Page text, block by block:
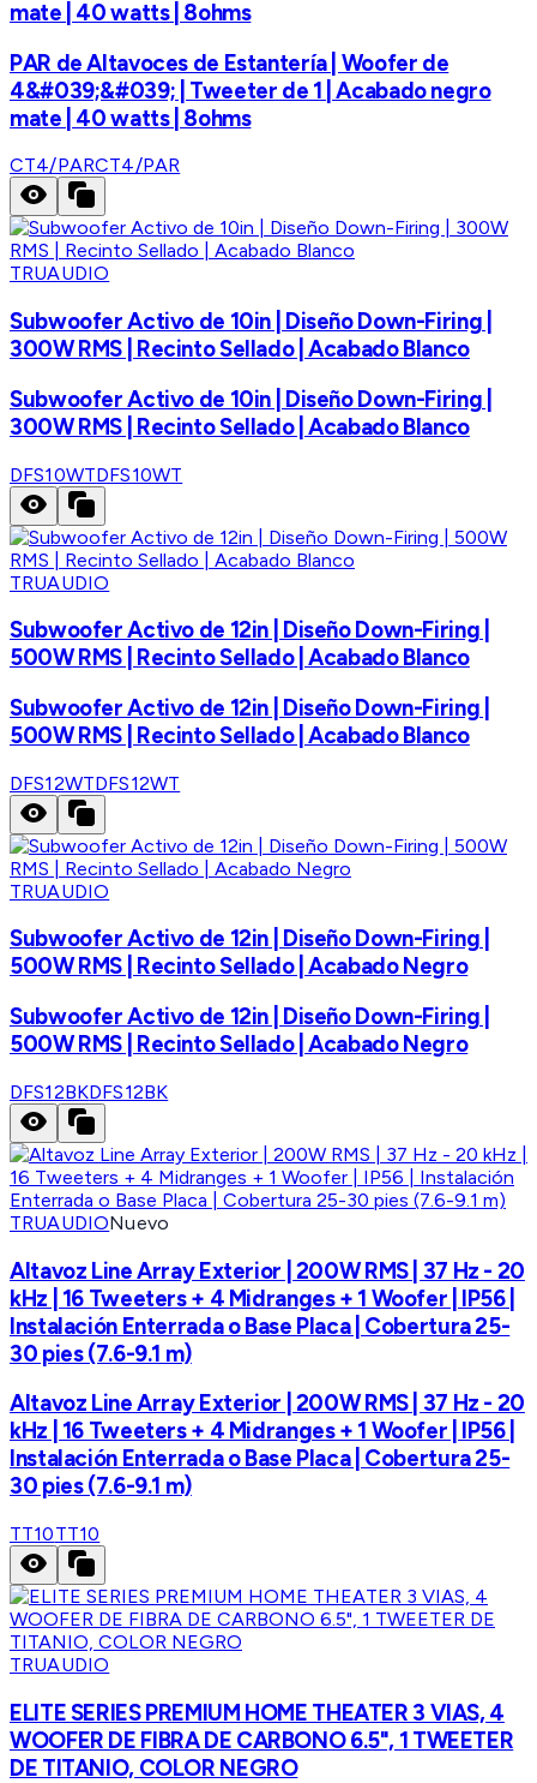
mate | 40 watts | 8ohms
PAR de Altavoces de Estantería | Woofer de
4&#039;&#039; | Tweeter de 1 | Acabado negro
mate | 40 watts | 8ohms
CT4/PARCT4/PAR
TRUAUDIO
Subwoofer Activo de 10in | Diseño Down-Firing |
300W RMS | Recinto Sellado | Acabado Blanco
Subwoofer Activo de 10in | Diseño Down-Firing |
300W RMS | Recinto Sellado | Acabado Blanco
DFS10WTDFS10WT
TRUAUDIO
Subwoofer Activo de 12in | Diseño Down-Firing |
500W RMS | Recinto Sellado | Acabado Blanco
Subwoofer Activo de 12in | Diseño Down-Firing |
500W RMS | Recinto Sellado | Acabado Blanco
DFS12WTDFS12WT
TRUAUDIO
Subwoofer Activo de 12in | Diseño Down-Firing |
500W RMS | Recinto Sellado | Acabado Negro
Subwoofer Activo de 12in | Diseño Down-Firing |
500W RMS | Recinto Sellado | Acabado Negro
DFS12BKDFS12BK
TRUAUDIONuevo
Altavoz Line Array Exterior | 200W RMS | 37 Hz - 20
kHz | 16 Tweeters + 4 Midranges + 1 Woofer | IP56 |
Instalación Enterrada o Base Placa | Cobertura 25-
30 pies (7.6-9.1 m)
Altavoz Line Array Exterior | 200W RMS | 37 Hz - 20
kHz | 16 Tweeters + 4 Midranges + 1 Woofer | IP56 |
Instalación Enterrada o Base Placa | Cobertura 25-
30 pies (7.6-9.1 m)
TT10TT10
TRUAUDIO
ELITE SERIES PREMIUM HOME THEATER 3 VIAS, 4
WOOFER DE FIBRA DE CARBONO 6.5", 1 TWEETER
DE TITANIO, COLOR NEGRO